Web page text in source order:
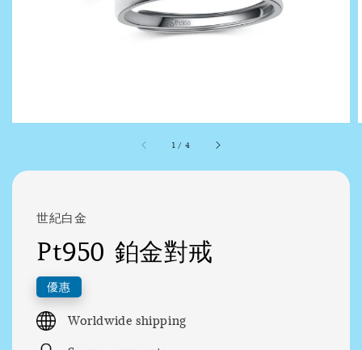
1 / 4
世紀白金
Pt950 鉑金對戒
優惠
Worldwide shipping